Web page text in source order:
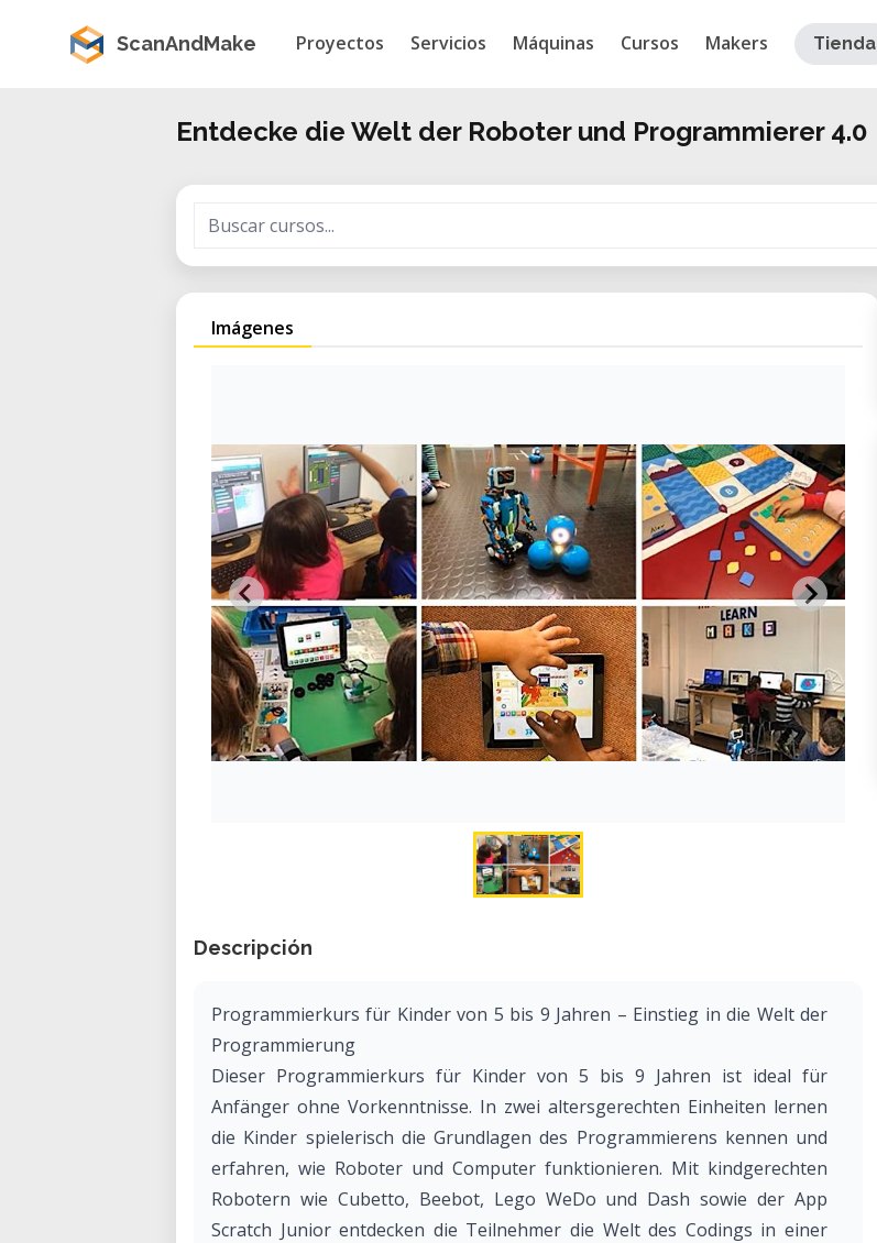
ScanAndMake Proyectos Servicios Máquinas Cursos Makers Tienda
Entdecke die Welt der Roboter und Programmierer 4.0
Imágenes
Descripción
Programmierkurs für Kinder von 5 bis 9 Jahren – Einstieg in die Welt der
Programmierung
Dieser Programmierkurs für Kinder von 5 bis 9 Jahren ist ideal für
Anfänger ohne Vorkenntnisse. In zwei altersgerechten Einheiten lernen
die Kinder spielerisch die Grundlagen des Programmierens kennen und
erfahren, wie Roboter und Computer funktionieren. Mit kindgerechten
Robotern wie Cubetto, Beebot, Lego WeDo und Dash sowie der App
Scratch Junior entdecken die Teilnehmer die Welt des Codings in einer